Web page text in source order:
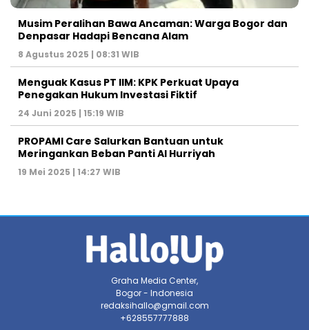
Musim Peralihan Bawa Ancaman: Warga Bogor dan
Denpasar Hadapi Bencana Alam
8 Agustus 2025 | 08:31 WIB
Menguak Kasus PT IIM: KPK Perkuat Upaya
Penegakan Hukum Investasi Fiktif
24 Juni 2025 | 15:19 WIB
PROPAMI Care Salurkan Bantuan untuk
Meringankan Beban Panti Al Hurriyah
19 Mei 2025 | 14:27 WIB
Graha Media Center,
Bogor - Indonesia
redaksihallo@gmail.com
+628557777888